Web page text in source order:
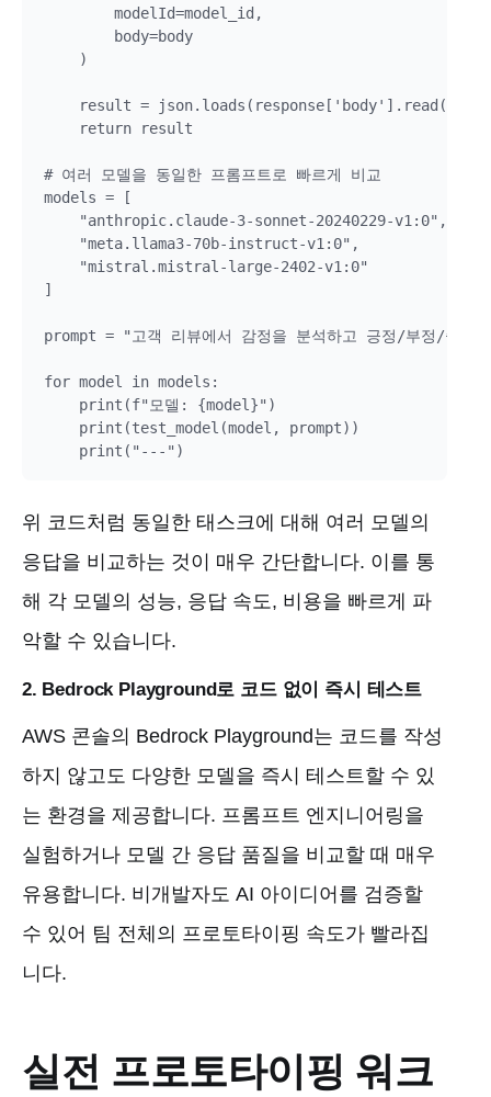
        modelId=model_id,
        body=body
    )
    result = json.loads(response['body'].read())
    return result
# 여러 모델을 동일한 프롬프트로 빠르게 비교
models = [
    "anthropic.claude-3-sonnet-20240229-v1:0",
    "meta.llama3-70b-instruct-v1:0",
    "mistral.mistral-large-2402-v1:0"
]
prompt = "고객 리뷰에서 감정을 분석하고 긍정/부정/중립
for model in models:
    print(f"모델: {model}")
    print(test_model(model, prompt))
위 코드처럼 동일한 태스크에 대해 여러 모델의
응답을 비교하는 것이 매우 간단합니다. 이를 통
해 각 모델의 성능, 응답 속도, 비용을 빠르게 파
악할 수 있습니다.
2. Bedrock Playground로 코드 없이 즉시 테스트
AWS 콘솔의 Bedrock Playground는 코드를 작성
하지 않고도 다양한 모델을 즉시 테스트할 수 있
는 환경을 제공합니다. 프롬프트 엔지니어링을
실험하거나 모델 간 응답 품질을 비교할 때 매우
유용합니다. 비개발자도 AI 아이디어를 검증할
수 있어 팀 전체의 프로토타이핑 속도가 빨라집
니다.
실전 프로토타이핑 워크